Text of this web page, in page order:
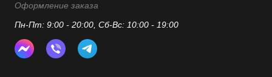
Оформление заказа
Пн-Пт: 9:00 - 20:00, Сб-Вс: 10:00 - 19:00